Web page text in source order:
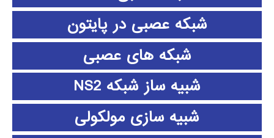
شبکه عصبی در پایتون
شبکه های عصبی
شبیه ساز شبکه NS2
شبیه سازی مولکولی